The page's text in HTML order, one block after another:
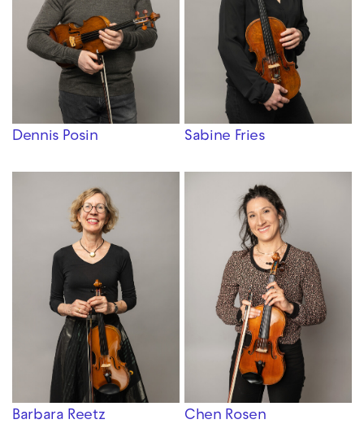
Dennis Posin Sabine Fries
Barbara Reetz Chen Rosen